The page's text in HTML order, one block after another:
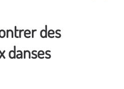
des
danses